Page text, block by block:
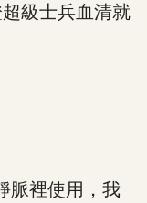
級士兵血清就
裡使用，我